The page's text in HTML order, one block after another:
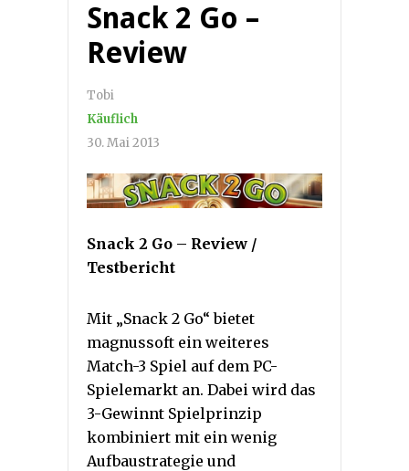
Snack 2 Go –
Review
Tobi
Käuflich
30. Mai 2013
Snack 2 Go – Review /
Testbericht
Mit „Snack 2 Go“ bietet
magnussoft ein weiteres
Match-3 Spiel auf dem PC-
Spielemarkt an. Dabei wird das
3-Gewinnt Spielprinzip
kombiniert mit ein wenig
Aufbaustrategie und